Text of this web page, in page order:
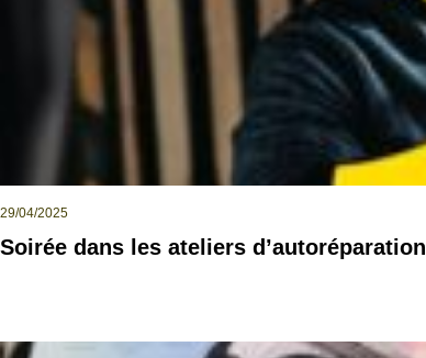
29/04/2025
Soirée dans les ateliers d’autoréparation